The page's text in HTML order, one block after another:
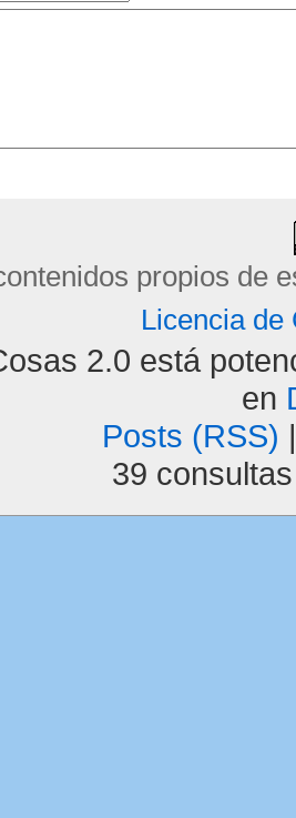
propios de
Licencia de
2.0 está
en
Posts (RSS)
39